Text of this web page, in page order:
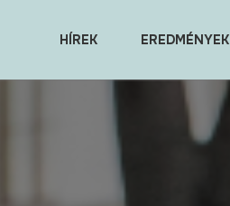
HÍREK EREDMÉNYEK